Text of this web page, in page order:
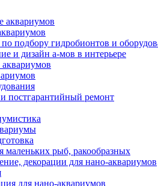
аквариумов
подбору гидробионтов и
и дизайн а-мов в интерьере
постгарантийный ремонт
маленьких рыб, ракообразных
декорации для нано-аквариумов
для нано-аквариумов